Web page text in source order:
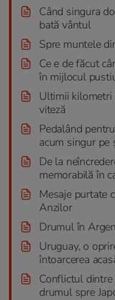
Când singura
bată vântul
Spre muntele
Ce e de făcut
în mijlocul
Ultimii kilometri
viteză
Pedalând
acum singur pe
De la
memorabilă în
Mesaje purtate
Anzilor
Drumul în
Uruguay, o
întoarcerea
Conflictul
drumul spre